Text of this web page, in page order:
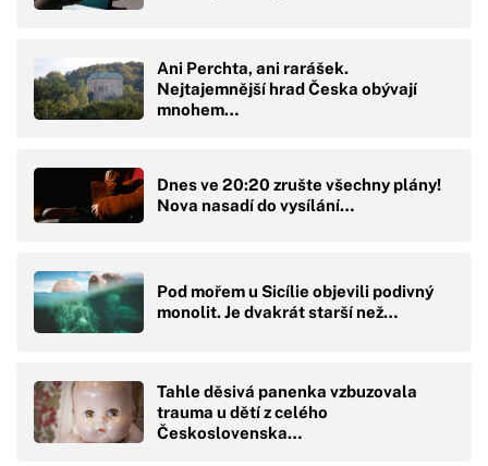
Ani Perchta, ani rarášek.
Nejtajemnější hrad Česka obývají
mnohem…
Dnes ve 20:20 zrušte všechny plány!
Nova nasadí do vysílání…
Pod mořem u Sicílie objevili podivný
monolit. Je dvakrát starší než…
Tahle děsivá panenka vzbuzovala
trauma u dětí z celého
Československa…